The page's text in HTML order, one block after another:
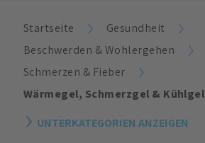
Startseite
Gesundheit
Beschwerden & Wohlergehen
Schmerzen & Fieber
Wärmegel, Schmerzgel & Kühlgel
UNTERKATEGORIEN ANZEIGEN